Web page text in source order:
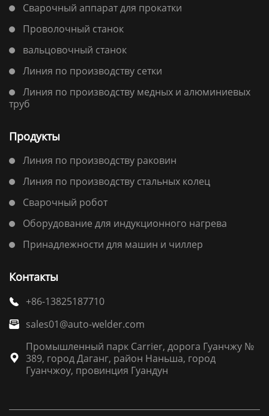
Сварочный аппарат для прокатки
Проволочный станок
вальцовочный станок
Линия по производству сетки
Линия по производству медных и алюминиевых
труб
Продукты
Линия по производству раковин
Линия по производству стальных колец
Сварочный робот
Оборудование для индукционного нагрева
Принадлежности для машин и чиллер
Контакты
 +86-13825187710
 sales01@auto-welder.com

Промышленный парк Carrier, дорога Гуанчжу №
389, город Даганг, район Наньша, город
Гуанчжоу, провинция Гуандун